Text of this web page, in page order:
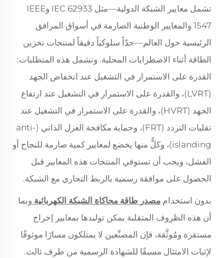
تشمل معايير الشبكة الدولية—مثل IEC 62933 وIEEE
1547 والمعايير الوطنية الصارمة في أسواق المرافق
الرئيسية حول العالم—حدّاً سلوكياً دقيقاً لمنتجات تخزين
الطاقة أثناء الاضطرابات المحلية. وتشمل هذه المتطلبات:
القدرة على الاستمرار في التشغيل عند انخفاض الجهد
(LVRT)، والقدرة على الاستمرار في التشغيل عند ارتفاع
الجهد (HVRT)، والقدرة على الاستمرار في التشغيل عند
تقلبات التردد (FRT)، وحماية مكافحة العزل الذاتي (anti-
islanding)، وكلٌّ منها يخضع لمعايير كمية صارمة للنجاح أو
الفشل، ويجب أن تستوفي المنتجات هذه المعايير قبل
الحصول على موافقة رسمية بالربط التجاري مع الشبكة.
بدون استخدام مصدر طاقة محاكاة الشبكة الكهربائية وبما
أن هذه الظروف المتقلبة يمكن توليدها بمعايير إخراج
مستقرة ومُوثَّقة، فإن المصنِّعين لا يمتلكون مسارًا موثوقًا
لإثبات الامتثال مسبقًا للشهادة الرسمية من طرف ثالث.